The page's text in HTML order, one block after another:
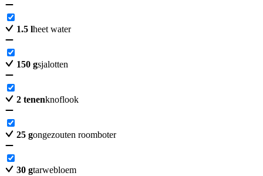
1.5 lheet water
150 gsjalotten
2 tenenknoflook
25 gongezouten roomboter
30 gtarwebloem